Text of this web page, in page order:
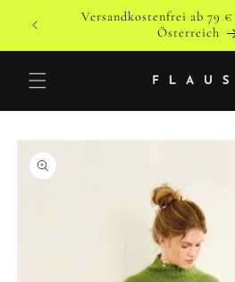
zum
Versandkostenfrei ab 79
Österreich